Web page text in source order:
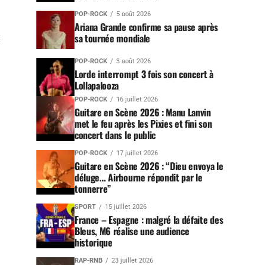
POP-ROCK 5 août 2026
Ariana Grande confirme sa pause après
sa tournée mondiale
POP-ROCK 3 août 2026
Lorde interrompt 3 fois son concert à
Lollapalooza
POP-ROCK 16 juillet 2026
Guitare en Scène 2026 : Manu Lanvin
met le feu après les Pixies et fini son
concert dans le public
POP-ROCK 17 juillet 2026
Guitare en Scène 2026 : “Dieu envoya le
déluge… Airbourne répondit par le
tonnerre”
SPORT 15 juillet 2026
France – Espagne : malgré la défaite des
Bleus, M6 réalise une audience
historique
RAP-RNB 23 juillet 2026